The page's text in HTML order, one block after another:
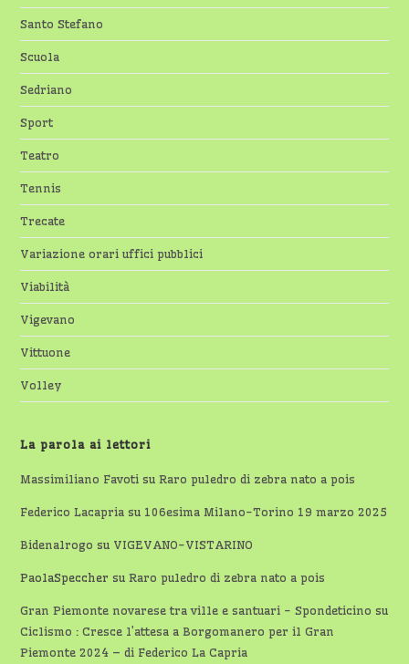
Santo Stefano
Scuola
Sedriano
Sport
Teatro
Tennis
Trecate
Variazione orari uffici pubblici
Viabilità
Vigevano
Vittuone
Volley
La parola ai lettori
Massimiliano Favoti suRaro puledro di zebra nato a pois
Federico Lacapria su 106esima Milano-Torino 19 marzo 2025
Bidenalrogo su VIGEVANO-VISTARINO
PaolaSpeccher suRaro puledro di zebra nato a pois
Gran Piemonte novarese tra ville e santuari - Spondeticino su
Ciclismo : Cresce l’attesa a Borgomanero per il Gran
Piemonte 2024 – di Federico La Capria